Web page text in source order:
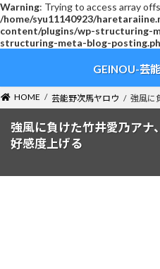
Warning: Trying to access array
/home/syu11140923/
content/plugins/wp-structuring-
structuring-meta-blog-
ン
ツ
ー
シ
GEINOU-芸
HOME 芸能野次馬ヤロウ 強風に
強風に負けた竹井愛乃アナ
好感度上げる